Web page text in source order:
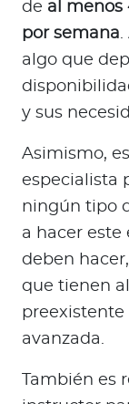
de al menos
por semana.
algo que
y sus
Asimismo,
especialista
ningún tipo
a hacer este
deben
que tienen
preexistente
avanzada.
También es